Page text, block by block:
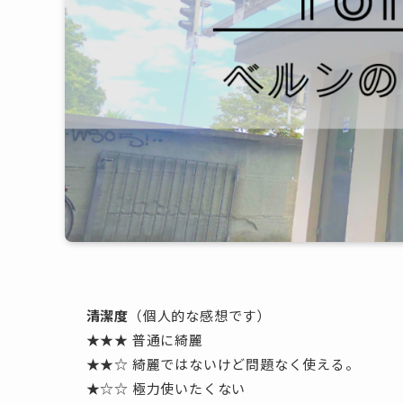
清潔度 （個人的な感想です）
★★★ 普通に綺麗
★★☆ 綺麗ではないけど問題なく使える。
★☆☆ 極力使いたくない